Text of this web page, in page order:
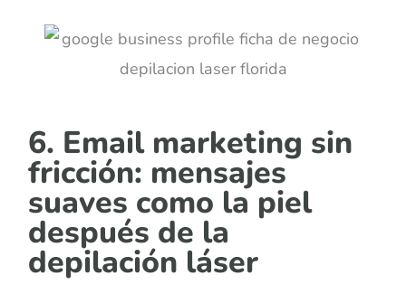
6. Email marketing sin
fricción: mensajes
suaves como la piel
después de la
depilación láser